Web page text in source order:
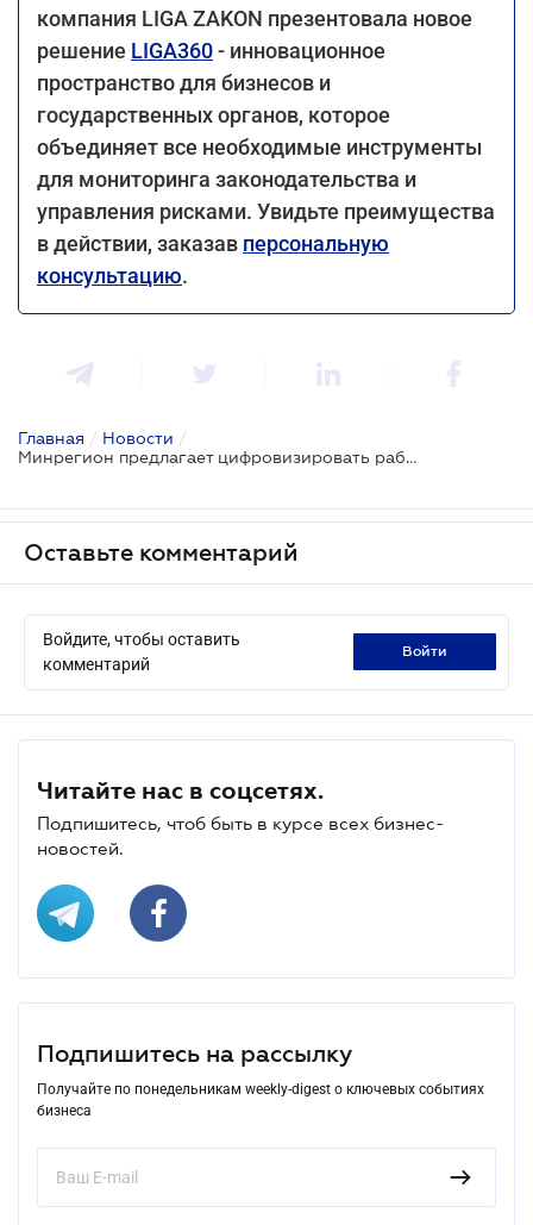
компания LIGA ZAKON презентовала новое
решение LIGA360- инновационное
пространство для бизнесов и
государственных органов, которое
объединяет все необходимые инструменты
для мониторинга законодательства и
управления рисками. Увидьте преимущества
в действии, заказав персональную
консультацию.
Главная / Новости /
Минрегион предлагает цифровизировать работу Аттестационной архитектурно-строительной комиссии: обнародован проект приказа
Оставьте комментарий
Войдите, чтобы оставить
комментарий
войти
Читайте нас в соцсетях.
Подпишитесь, чтоб быть в курсе всех бизнес-
новостей.
Подпишитесь на рассылку
Получайте по понедельникам weekly-digest о ключевых событиях
бизнеса